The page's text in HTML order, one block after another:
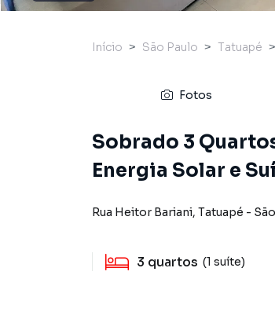
Início São Paulo Tatuapé
Fotos
Sobrado 3
Energia Solar e
Rua Heitor Bariani, Tatuapé -
3 quartos (1 suíte)